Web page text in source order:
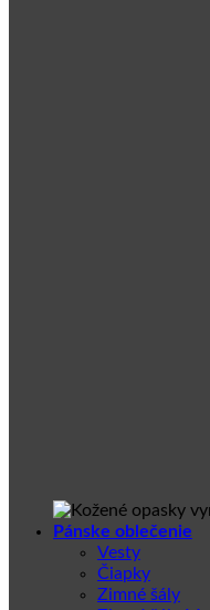
Pánske oblečenie
Vesty
Čiapky
Zimné šály